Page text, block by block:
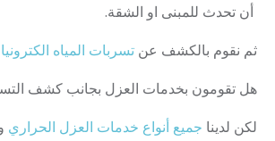
أن تحدث للمبنى او الشقة.
ثم نقوم بالكشف عن تسربات المياه الكترونيا
هل تقومون بخدمات العزل بجانب كشف
لكن لدينا جميع أنواع خدمات العزل الحراري